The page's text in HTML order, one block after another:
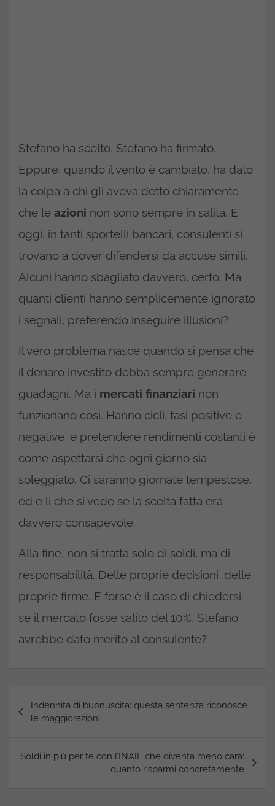
Stefano ha scelto, Stefano ha firmato.
Eppure, quando il vento è cambiato, ha dato
la colpa a chi gli aveva detto chiaramente
che le azioni non sono sempre in salita. E
oggi, in tanti sportelli bancari, consulenti si
trovano a dover difendersi da accuse simili.
Alcuni hanno sbagliato davvero, certo. Ma
quanti clienti hanno semplicemente ignorato
i segnali, preferendo inseguire illusioni?
Il vero problema nasce quando si pensa che
il denaro investito debba sempre generare
guadagni. Ma i mercati finanziari non
funzionano così. Hanno cicli, fasi positive e
negative, e pretendere rendimenti costanti è
come aspettarsi che ogni giorno sia
soleggiato. Ci saranno giornate tempestose,
ed è lì che si vede se la scelta fatta era
davvero consapevole.
Alla fine, non si tratta solo di soldi, ma di
responsabilità. Delle proprie decisioni, delle
proprie firme. E forse è il caso di chiedersi:
se il mercato fosse salito del 10%, Stefano
avrebbe dato merito al consulente?
articoli
Indennità di buonuscita: questa sentenza riconosce
le maggiorazioni
Soldi in più per te con l’INAIL che diventa meno cara:
quanto risparmi concretamente